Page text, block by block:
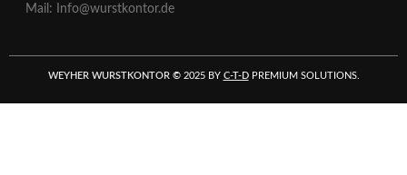
Mail: Info@wurstkontor.de
WEYHER WURSTKONTOR © 2025 BY C-T-DPREMIUM SOLUTIONS.